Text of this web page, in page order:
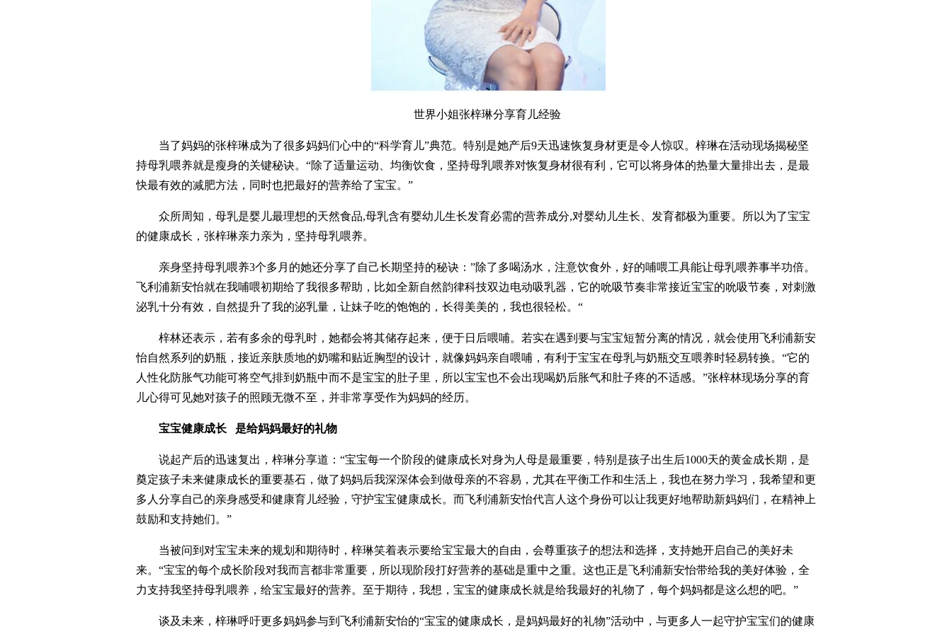
世界小姐张梓琳分享育儿经验
当了妈妈的张梓琳成为了很多妈妈们心中的“科学育儿”典范。特别是她产后9天迅速恢复身材更是令人惊叹。梓琳在活动现场揭秘坚
持母乳喂养就是瘦身的关键秘诀。“除了适量运动、均衡饮食，坚持母乳喂养对恢复身材很有利，它可以将身体的热量大量排出去，是最
快最有效的减肥方法，同时也把最好的营养给了宝宝。”
众所周知，母乳是婴儿最理想的天然食品,母乳含有婴幼儿生长发育必需的营养成分,对婴幼儿生长、发育都极为重要。所以为了宝宝
的健康成长，张梓琳亲力亲为，坚持母乳喂养。
亲身坚持母乳喂养3个多月的她还分享了自己长期坚持的秘诀：”除了多喝汤水，注意饮食外，好的哺喂工具能让母乳喂养事半功倍。
飞利浦新安怡就在我哺喂初期给了我很多帮助，比如全新自然韵律科技双边电动吸乳器，它的吮吸节奏非常接近宝宝的吮吸节奏，对刺激
泌乳十分有效，自然提升了我的泌乳量，让妹子吃的饱饱的，长得美美的，我也很轻松。“
梓林还表示，若有多余的母乳时，她都会将其储存起来，便于日后喂哺。若实在遇到要与宝宝短暂分离的情况，就会使用飞利浦新安
怡自然系列的奶瓶，接近亲肤质地的奶嘴和贴近胸型的设计，就像妈妈亲自喂哺，有利于宝宝在母乳与奶瓶交互喂养时轻易转换。“它的
人性化防胀气功能可将空气排到奶瓶中而不是宝宝的肚子里，所以宝宝也不会出现喝奶后胀气和肚子疼的不适感。”张梓林现场分享的育
儿心得可见她对孩子的照顾无微不至，并非常享受作为妈妈的经历。
宝宝健康成长 是给妈妈最好的礼物
说起产后的迅速复出，梓琳分享道：“宝宝每一个阶段的健康成长对身为人母是最重要，特别是孩子出生后1000天的黄金成长期，是
奠定孩子未来健康成长的重要基石，做了妈妈后我深深体会到做母亲的不容易，尤其在平衡工作和生活上，我也在努力学习，我希望和更
多人分享自己的亲身感受和健康育儿经验，守护宝宝健康成长。而飞利浦新安怡代言人这个身份可以让我更好地帮助新妈妈们，在精神上
鼓励和支持她们。”
当被问到对宝宝未来的规划和期待时，梓琳笑着表示要给宝宝最大的自由，会尊重孩子的想法和选择，支持她开启自己的美好未
来。“宝宝的每个成长阶段对我而言都非常重要，所以现阶段打好营养的基础是重中之重。这也正是飞利浦新安怡带给我的美好体验，全
力支持我坚持母乳喂养，给宝宝最好的营养。至于期待，我想，宝宝的健康成长就是给我最好的礼物了，每个妈妈都是这么想的吧。”
谈及未来，梓琳呼吁更多妈妈参与到飞利浦新安怡的“宝宝的健康成长，是妈妈最好的礼物”活动中，与更多人一起守护宝宝们的健康